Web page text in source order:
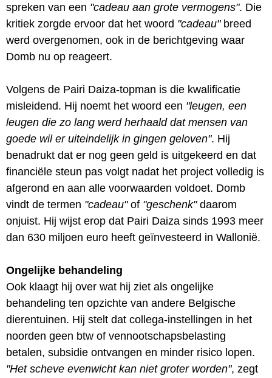
spreken van een "cadeau aan grote vermogens". Die
kritiek zorgde ervoor dat het woord "cadeau"breed
werd overgenomen, ook in de berichtgeving waar
Domb nu op reageert.
Volgens de Pairi Daiza-topman is die kwalificatie
misleidend. Hij noemt het woord een "leugen, een
leugen die zo lang werd herhaald dat mensen van
goede wil er uiteindelijk in gingen geloven". Hij
benadrukt dat er nog geen geld is uitgekeerd en dat
financiële steun pas volgt nadat het project volledig is
afgerond en aan alle voorwaarden voldoet. Domb
vindt de termen "cadeau"of "geschenk"daarom
onjuist. Hij wijst erop dat Pairi Daiza sinds 1993 meer
dan 630 miljoen euro heeft geïnvesteerd in Wallonië.
Ongelijke behandeling
Ook klaagt hij over wat hij ziet als ongelijke
behandeling ten opzichte van andere Belgische
dierentuinen. Hij stelt dat collega-instellingen in het
noorden geen btw of vennootschapsbelasting
betalen, subsidie ontvangen en minder risico lopen.
"Het scheve evenwicht kan niet groter worden", zegt